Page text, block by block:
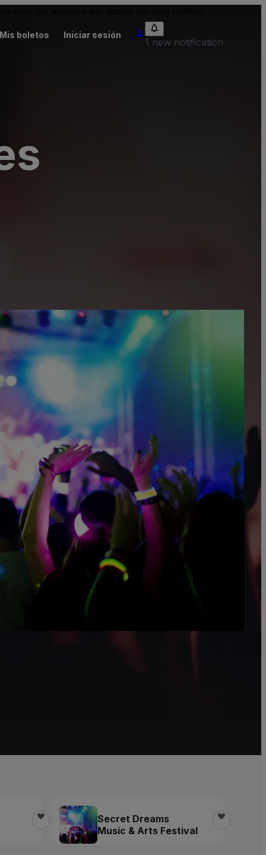
Mis boletos Iniciar sesión
1 new notification
Secret Dreams
Music & Arts Festival